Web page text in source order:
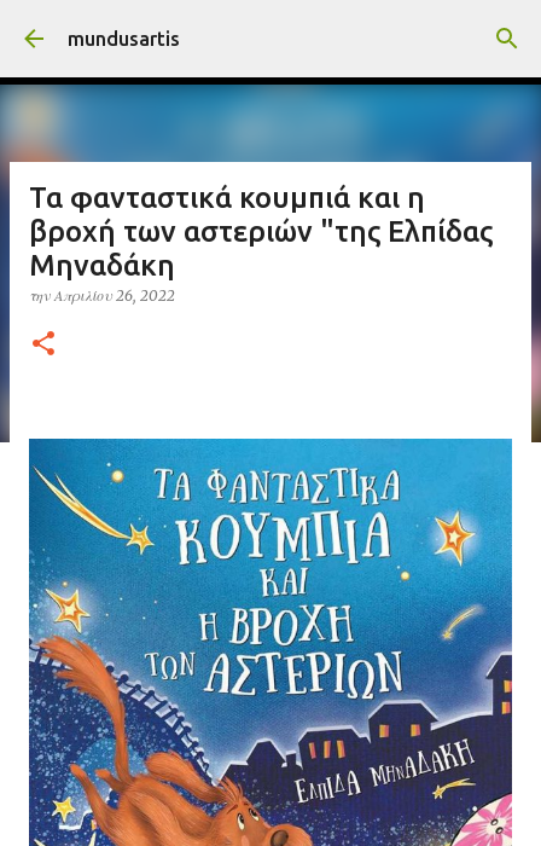
Μετάβαση στο κύριο περιεχόμενο
mundusartis
Τα φανταστικά κουμπιά και η
βροχή των αστεριών "της Ελπίδας
Μηναδάκη
τηνΑπριλίου 26, 2022